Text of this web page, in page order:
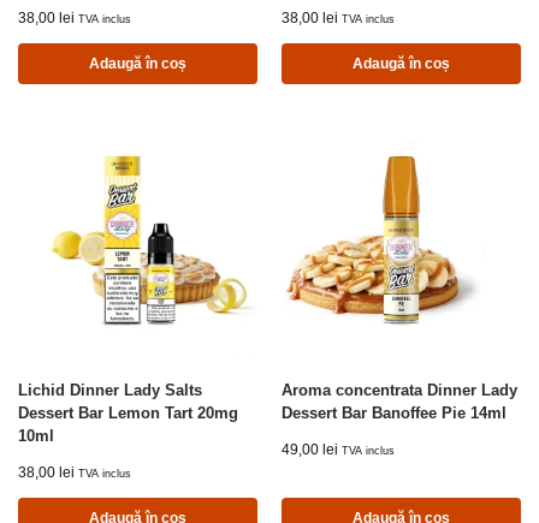
38,00 lei TVA inclus
Adaugă în coș
38,00 lei TVA inclus
Adaugă în coș
Lichid Dinner Lady Salts
Dessert Bar Lemon Tart 20mg
10ml
38,00 lei TVA inclus
Adaugă în coș
Aroma concentrata Dinner Lady
Dessert Bar Banoffee Pie 14ml
49,00 lei TVA inclus
Adaugă în coș